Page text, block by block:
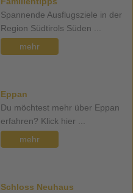
Spannende Ausflugsziele in der
Region Südtirols Süden ...
mehr
Eppan
Du möchtest mehr über Eppan
erfahren? Klick hier ...
mehr
Schloss Neuhaus